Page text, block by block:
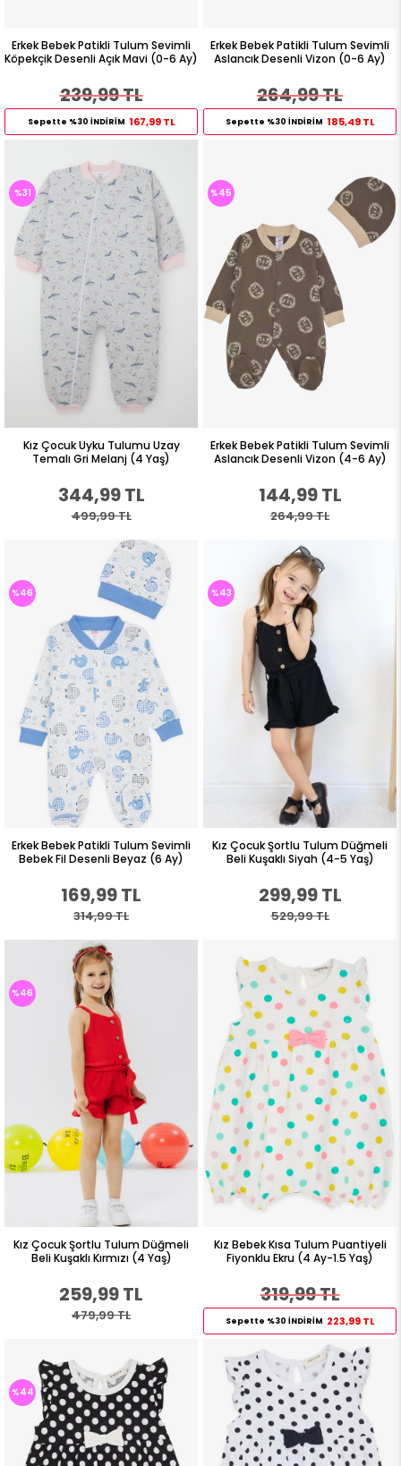
Erkek Bebek Patikli Tulum Sevimli
Köpekçik Desenli Açık Mavi (0-6 Ay)
239,99 TL
Sepette %30 İNDİRİM 167,99 TL
Erkek Bebek Patikli Tulum Sevimli
Aslancık Desenli Vizon (0-6 Ay)
264,99 TL
Sepette %30 İNDİRİM 185,49 TL
Kız Çocuk Uyku Tulumu Uzay
Temalı Gri Melanj (4 Yaş)
344,99 TL
499,99 TL
%31
Erkek Bebek Patikli Tulum Sevimli
Aslancık Desenli Vizon (4-6 Ay)
144,99 TL
264,99 TL
%45
Erkek Bebek Patikli Tulum Sevimli
Bebek Fil Desenli Beyaz (6 Ay)
169,99 TL
314,99 TL
%46
Kız Çocuk Şortlu Tulum Düğmeli
Beli Kuşaklı Siyah (4-5 Yaş)
299,99 TL
529,99 TL
%43
Kız Çocuk Şortlu Tulum Düğmeli
Beli Kuşaklı Kırmızı (4 Yaş)
259,99 TL
479,99 TL
%46
Kız Bebek Kısa Tulum Puantiyeli
Fiyonklu Ekru (4 Ay-1.5 Yaş)
319,99 TL
Sepette %30 İNDİRİM 223,99 TL
%44